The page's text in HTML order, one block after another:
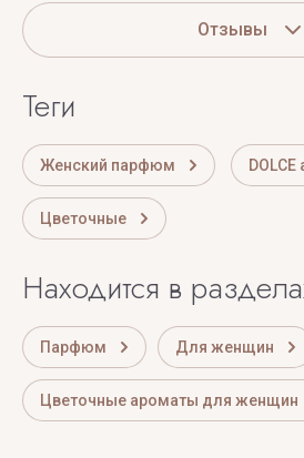
Отзывы
теги
Женский парфюм
Цветочные
Находится в
Парфюм Для женщин
Цветочные ароматы для женщин